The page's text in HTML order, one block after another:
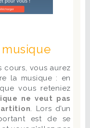
cours, vous aurez
la musique : en
vous reteniez
ne veut pas
. Lors d’un
est de se